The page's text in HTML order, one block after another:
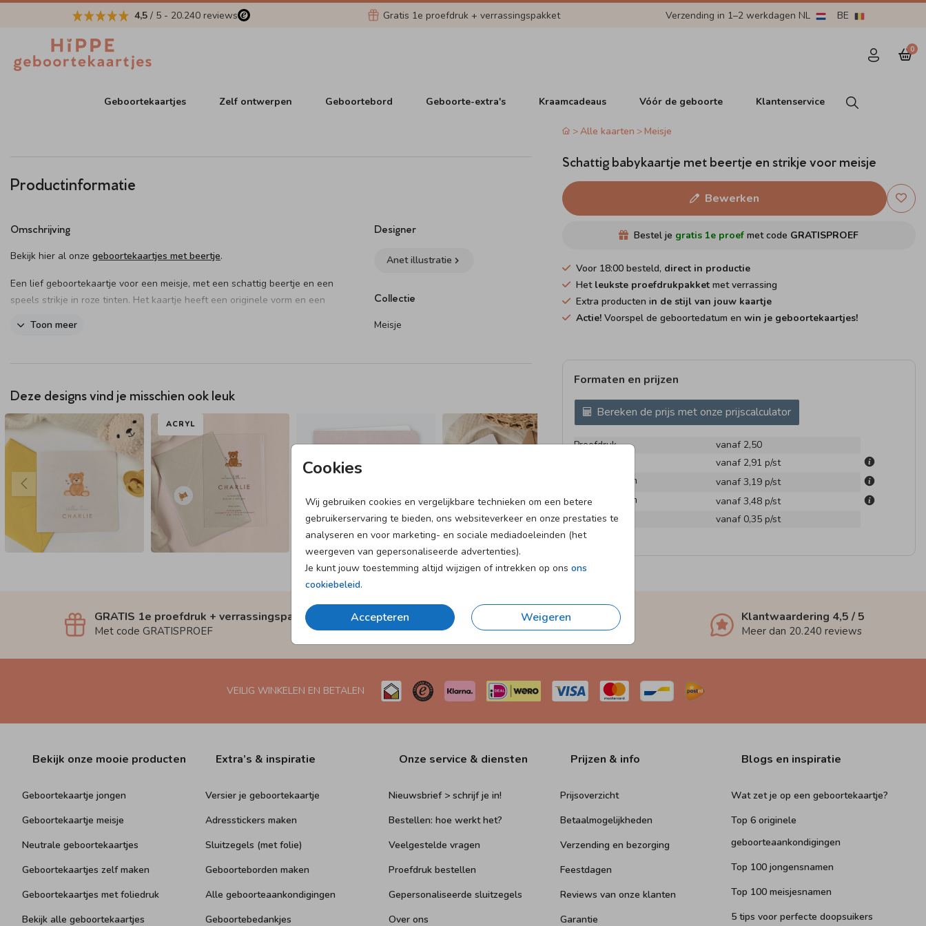
4,5 / 5 - 20.240 reviews Gratis 1e proefdruk + verrassingspakket Verzending in 1–2 werkdagen NL BE
0
Geboortekaartjes Zelf ontwerpen Geboortebord Geboorte-extra's Kraamcadeaus Vóór de geboorte Klantenservice
Cookies
Wij gebruiken cookies en vergelijkbare technieken om een betere
gebruikerservaring te bieden, ons websiteverkeer en onze prestaties te
analyseren en voor marketing- en sociale mediadoeleinden (het
weergeven van gepersonaliseerde advertenties).
Je kunt jouw toestemming altijd wijzigen of intrekken op ons ons
cookiebeleid.
Accepteren Weigeren
Productinformatie
Omschrijving
Bekijk hier al onze geboortekaartjes met beertje.
Een lief geboortekaartje voor een meisje, met een schattig beertje en een
speels strikje in roze tinten. Het kaartje heeft een originele vorm en een
Toon meer
Designer
Anet illustratie
Collectie
Meisje
Deze designs vind je misschien ook leuk
ACRYL
Alle kaarten Meisje
Schattig babykaartje met beertje en strikje voor meisje
Bewerken
Bestel je gratis 1e proef met code GRATISPROEF
Voor 18:00 besteld, direct in productie
Het leukste proefdrukpakketmet verrassing
Extra producten in de stijl van jouw kaartje
Actie!Voorspel de geboortedatum en win je geboortekaartjes!
Formaten en prijzen
Bereken de prijs met onze prijscalculator
Proefdruk
vanaf 2,50
vanaf 2,91 p/st
11.4 × 17.1 cm
vanaf 3,19 p/st
14.4 × 21.6 cm
vanaf 3,48 p/st
Enveloppen
vanaf 0,35 p/st
GRATIS 1e proefdruk + verrassingspakket
Met code GRATISPROEF
Verzending in 1-2 werkdagen
Naar Nederland én België
Klantwaardering 4,5 / 5
Meer dan 20.240 reviews
VEILIG WINKELEN EN BETALEN
Bekijk onze mooie producten
Geboortekaartje jongen
Geboortekaartje meisje
Neutrale geboortekaartjes
Geboortekaartjes zelf maken
Geboortekaartjes met foliedruk
Bekijk alle geboortekaartjes
Extra’s & inspiratie
Versier je geboortekaartje
Adresstickers maken
Sluitzegels (met folie)
Geboorteborden maken
Alle geboorteaankondigingen
Geboortebedankjes
Onze service & diensten
Nieuwsbrief > schrijf je in!
Bestellen: hoe werkt het?
Veelgestelde vragen
Proefdruk bestellen
Gepersonaliseerde sluitzegels
Over ons
Prijzen & info
Prijsoverzicht
Betaalmogelijkheden
Verzending en bezorging
Feestdagen
Reviews van onze klanten
Garantie
Blogs en inspiratie
Wat zet je op een geboortekaartje?
Top 6 originele
geboorteaankondigingen
Top 100 jongensnamen
Top 100 meisjesnamen
5 tips voor perfecte doopsuikers